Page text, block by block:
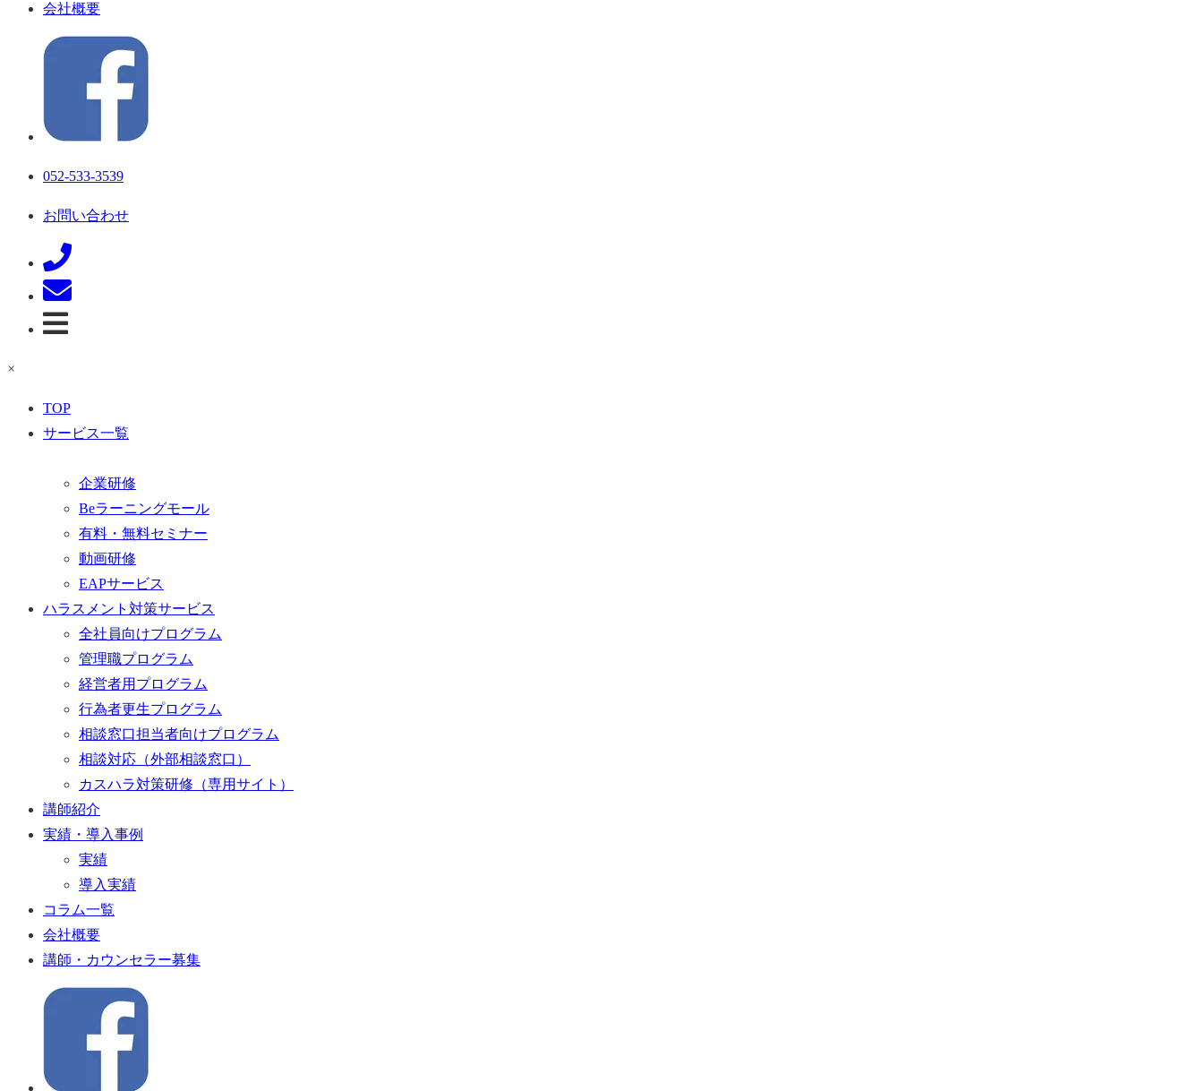
会社概要
052-533-3539
お問い合わせ
×
TOP
サービス一覧
企業研修
Beラーニングモール
有料・無料セミナー
動画研修
EAPサービス
ハラスメント対策サービス
全社員向けプログラム
管理職プログラム
経営者用プログラム
行為者更生プログラム
相談窓口担当者向けプログラム
相談対応（外部相談窓口）
カスハラ対策研修（専用サイト）
講師紹介
実績・導入事例
実績
導入実績
コラム一覧
会社概要
講師・カウンセラー募集